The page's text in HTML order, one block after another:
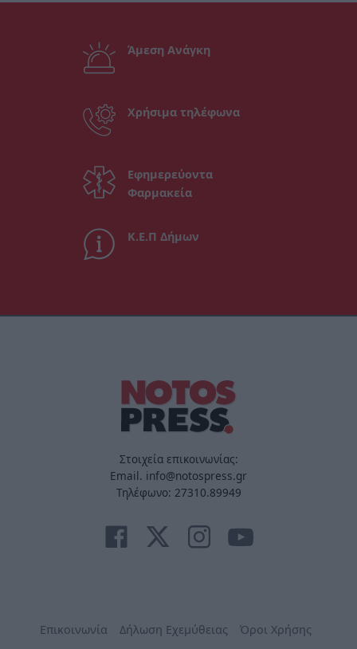
Άμεση Ανάγκη
Χρήσιμα τηλέφωνα
Εφημερεύοντα
Φαρμακεία
Κ.Ε.Π Δήμων
Στοιχεία επικοινωνίας:
Email. info@notospress.gr
Τηλέφωνο: 27310.89949
Επικοινωνία Δήλωση Εχεμύθειας Όροι Χρήσης